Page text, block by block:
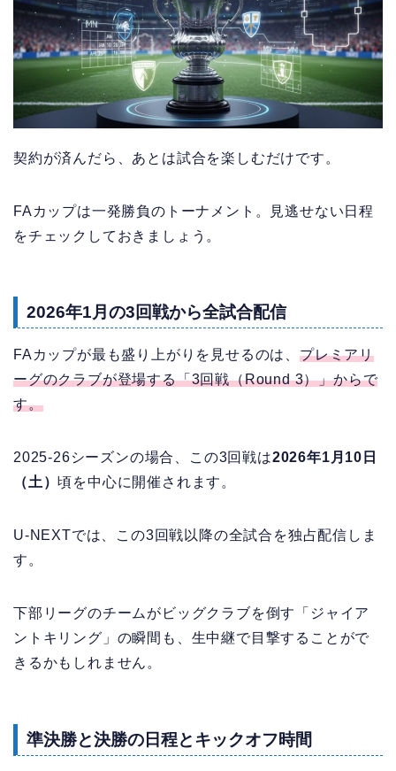
契約が済んだら、あとは試合を楽しむだけです。
FAカップは一発勝負のトーナメント。見逃せない日程
をチェックしておきましょう。
2026年1月の3回戦から全試合配信
FAカップが最も盛り上がりを見せるのは、 プレミアリ
ーグのクラブが登場する「3回戦（Round 3）」からで
す。
2025-26シーズンの場合、この3回戦は2026年1月10日
（土）頃を中心に開催されます。
U-NEXTでは、この3回戦以降の全試合を独占配信しま
す。
下部リーグのチームがビッグクラブを倒す「ジャイア
ントキリング」の瞬間も、生中継で目撃することがで
きるかもしれません。
準決勝と決勝の日程とキックオフ時間